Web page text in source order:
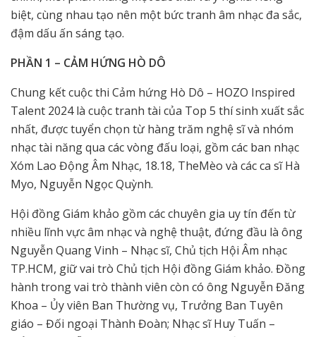
biệt, cùng nhau tạo nên một bức tranh âm nhạc đa sắc,
đậm dấu ấn sáng tạo.
PHẦN 1 – CẢM HỨNG HÒ DÔ
Chung kết cuộc thi Cảm hứng Hò Dô – HOZO Inspired
Talent 2024 là cuộc tranh tài của Top 5 thí sinh xuất sắc
nhất, được tuyển chọn từ hàng trăm nghệ sĩ và nhóm
nhạc tài năng qua các vòng đấu loại, gồm các ban nhạc
Xóm Lao Động Âm Nhạc, 18.18, TheMèo và các ca sĩ Hà
Myo, Nguyễn Ngọc Quỳnh.
Hội đồng Giám khảo gồm các chuyên gia uy tín đến từ
nhiều lĩnh vực âm nhạc và nghệ thuật, đứng đầu là ông
Nguyễn Quang Vinh – Nhạc sĩ, Chủ tịch Hội Âm nhạc
TP.HCM, giữ vai trò Chủ tịch Hội đồng Giám khảo. Đồng
hành trong vai trò thành viên còn có ông Nguyễn Đăng
Khoa – Ủy viên Ban Thường vụ, Trưởng Ban Tuyên
giáo – Đối ngoại Thành Đoàn; Nhạc sĩ Huy Tuấn –